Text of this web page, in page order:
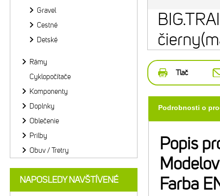
Tlač
Podrobnosti o
Popis
Farba
Gravel
Cestné
Detské
Rámy
Cyklopočítače
Komponenty
Doplnky
Oblečenie
Prilby
Obuv / Tretry
NAPOSLEDY NAVŠTÍVENÉ